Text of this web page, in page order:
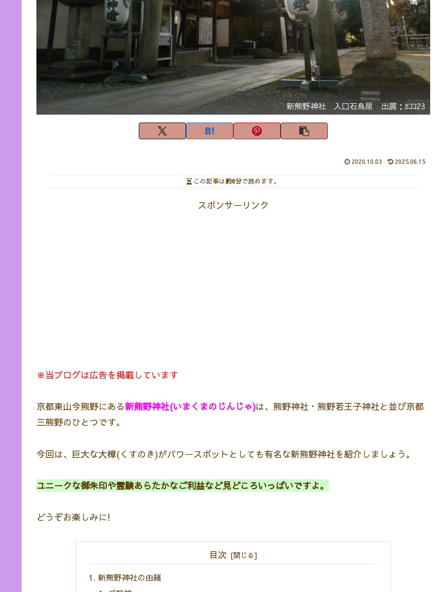
新熊野神社 入口石鳥居 出展：ｶｺｺ23
2020.10.03 2025.06.15
この記事は約6分で読めます。
スポンサーリンク
※当ブログは広告を掲載しています
京都東山今熊野にある新熊野神社(いまくまのじんじゃ)は、熊野神社・熊野若王子神社と並び京都
三熊野のひとつです。
今回は、巨大な大樟(くすのき)がパワースポットとしても有名な新熊野神社を紹介しましょう。
ユニークな御朱印や霊験あらたかなご利益など見どころいっぱいですよ。
どうぞお楽しみに!
目次
新熊野神社の由緒